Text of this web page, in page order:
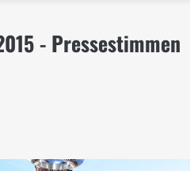
- Pressestimmen